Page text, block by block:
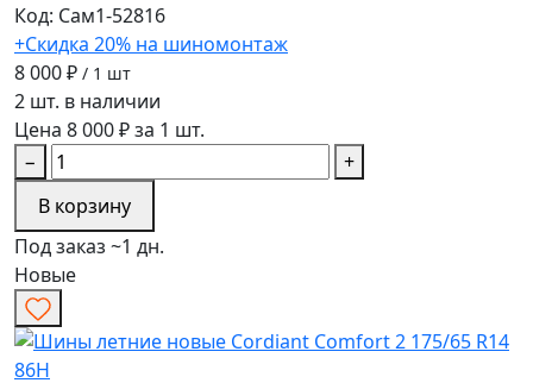
Код: Сам1-52816
+Скидка 20% на шиномонтаж
8 000 ₽ / 1 шт
2 шт. в наличии
Цена 8 000 ₽ за 1 шт.
−
+
В корзину
Под заказ ~1 дн.
Новые